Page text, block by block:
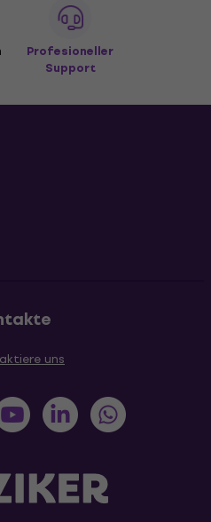
Profesioneller
Support
uns